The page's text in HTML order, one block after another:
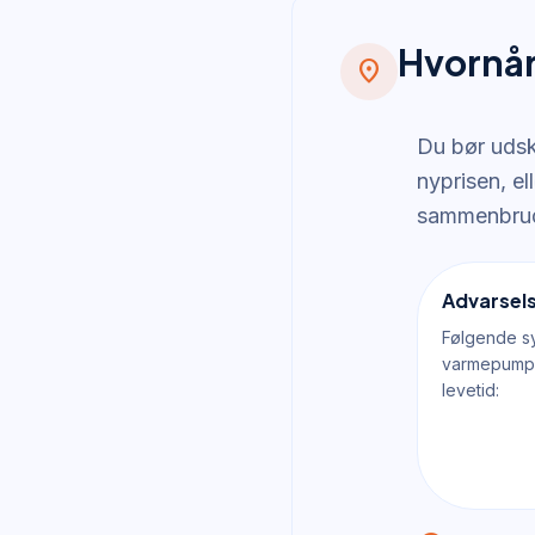
location_on
Du bør
nyprisen,
Følgende
levetid: